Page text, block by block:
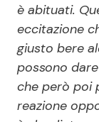
è abituati.
eccitazione
giusto bere
possono
che però poi
reazione